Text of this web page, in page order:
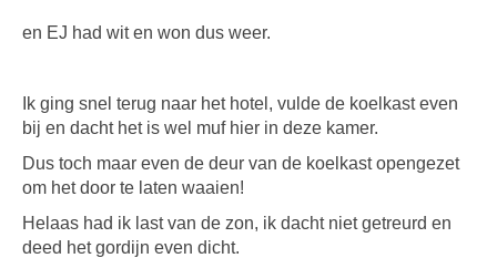
en EJ had wit en won dus weer.
Ik ging snel terug naar het hotel, vulde de koelkast even
bij en dacht het is wel muf hier in deze kamer.
Dus toch maar even de deur van de koelkast opengezet
om het door te laten waaien!
Helaas had ik last van de zon, ik dacht niet getreurd en
deed het gordijn even dicht.